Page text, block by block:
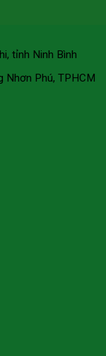
tỉnh Ninh Bình
Nhơn Phú, TPHCM